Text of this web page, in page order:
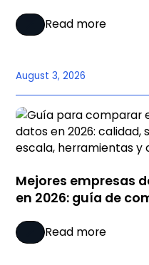
Read more
August 3, 2026
Mejores empresas
en 2026: guía de
Read more